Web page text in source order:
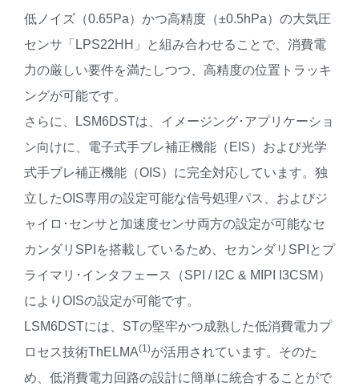
低ノイズ（0.65Pa）かつ高精度（±0.5hPa）の大気圧
センサ「LPS22HH」と組み合わせることで、消費電
力の厳しい要件を満たしつつ、高精度の位置トラッキ
ングが可能です。
さらに、LSM6DSTは、イメージング･アプリケーショ
ン向けに、電子式手ブレ補正機能（EIS）および光学
式手ブレ補正機能（OIS）に完全対応しています。独
立したOIS専用の設定可能な信号処理パス、およびジ
ャイロ･センサと加速度センサ両方の設定が可能なセ
カンダリSPIを搭載しているため、セカンダリSPIとプ
ライマリ･インタフェース（SPI / I2C & MIPI I3CSM）
によりOISの設定が可能です。
LSM6DSTには、STの堅牢かつ成熟した低消費電力プ
ロセス技術ThELMA(1)が活用されています。そのた
め、低消費電力回路の設計に簡単に統合することがで